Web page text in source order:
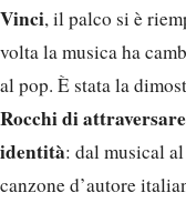
Vinci, il palco si è
volta la musica ha
al pop. È stata la
Rocchi di
identità: dal musical
canzone d’autore